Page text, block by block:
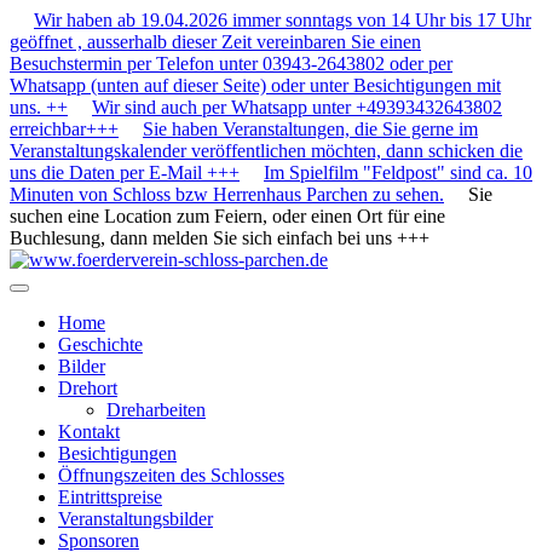
Wir haben ab 19.04.2026 immer sonntags von 14 Uhr bis 17 Uhr
geöffnet , ausserhalb dieser Zeit vereinbaren Sie einen
Besuchstermin per Telefon unter 03943-2643802 oder per
Whatsapp (unten auf dieser Seite) oder unter Besichtigungen mit
uns. ++
Wir sind auch per Whatsapp unter +49393432643802
erreichbar+++
Sie haben Veranstaltungen, die Sie gerne im
Veranstaltungskalender veröffentlichen möchten, dann schicken die
uns die Daten per E-Mail +++
Im Spielfilm "Feldpost" sind ca. 10
Minuten von Schloss bzw Herrenhaus Parchen zu sehen. Sie
suchen eine Location zum Feiern, oder einen Ort für eine
Buchlesung, dann melden Sie sich einfach bei uns +++
Home
Geschichte
Bilder
Drehort
Dreharbeiten
Kontakt
Besichtigungen
Öffnungszeiten des Schlosses
Eintrittspreise
Veranstaltungsbilder
Sponsoren